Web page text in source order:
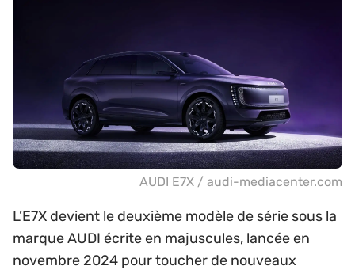
AUDI E7X / audi-mediacenter.com
L’E7X devient le deuxième modèle de série sous la
marque AUDI écrite en majuscules, lancée en
novembre 2024 pour toucher de nouveaux